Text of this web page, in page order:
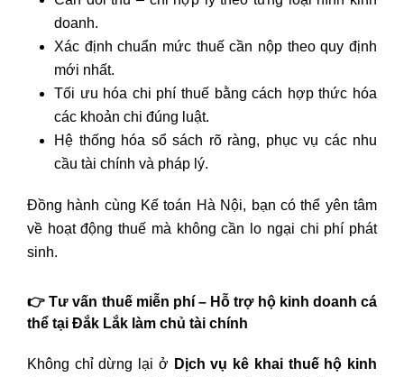
doanh.
Xác định chuẩn mức thuế cần nộp theo quy định
mới nhất.
Tối ưu hóa chi phí thuế bằng cách hợp thức hóa
các khoản chi đúng luật.
Hệ thống hóa sổ sách rõ ràng, phục vụ các nhu
cầu tài chính và pháp lý.
Đồng hành cùng Kế toán Hà Nội, bạn có thể yên tâm
về hoạt động thuế mà không cần lo ngại chi phí phát
sinh.
👉 Tư vấn thuế miễn phí – Hỗ trợ hộ kinh doanh cá
thể tại Đắk Lắk làm chủ tài chính
Không chỉ dừng lại ở Dịch vụ kê khai thuế hộ kinh